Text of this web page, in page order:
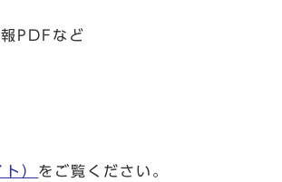
PDFなど
） をご覧ください。